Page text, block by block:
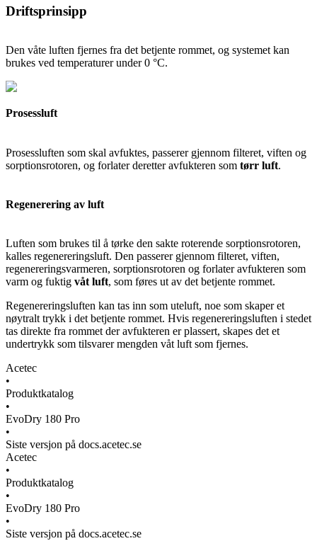
Driftsprinsipp
Den våte luften fjernes fra det betjente rommet, og systemet kan
brukes ved temperaturer under 0 °C.
Prosessluft
Prosessluften som skal avfuktes, passerer gjennom filteret, viften og
sorptionsrotoren, og forlater deretter avfukteren som tørr luft.
Regenerering av luft
Luften som brukes til å tørke den sakte roterende sorptionsrotoren,
kalles regenereringsluft. Den passerer gjennom filteret, viften,
regenereringsvarmeren, sorptionsrotoren og forlater avfukteren som
varm og fuktig våt luft, som føres ut av det betjente rommet.
Regenereringsluften kan tas inn som uteluft, noe som skaper et
nøytralt trykk i det betjente rommet. Hvis regenereringsluften i stedet
tas direkte fra rommet der avfukteren er plassert, skapes det et
undertrykk som tilsvarer mengden våt luft som fjernes.
Acetec
•
Produktkatalog
•
EvoDry 180 Pro
•
Siste versjon på docs.acetec.se
Acetec
•
Produktkatalog
•
EvoDry 180 Pro
•
Siste versjon på docs.acetec.se